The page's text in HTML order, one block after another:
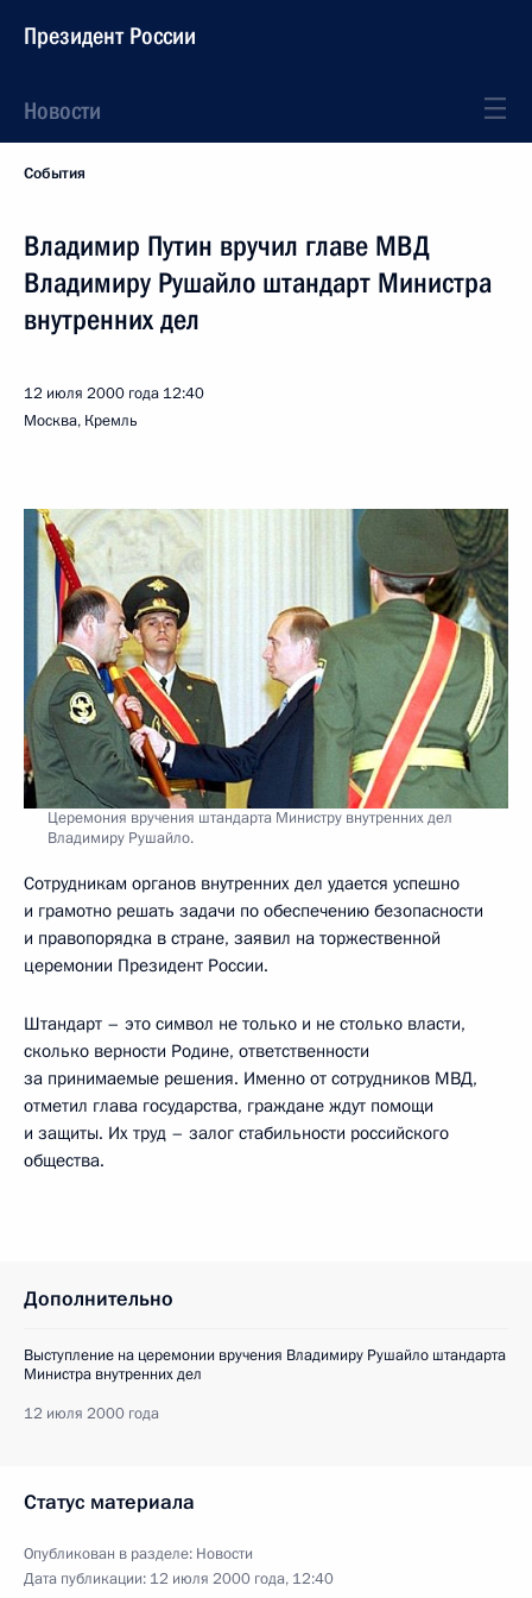
Президент России
Новости
События
Владимир Путин вручил главе МВД
Владимиру Рушайло штандарт Министра
внутренних дел
12 июля 2000 года 12:40
Москва, Кремль
Церемония вручения штандарта Министру внутренних дел
Владимиру Рушайло.
Сотрудникам органов внутренних дел удается успешно
и грамотно решать задачи по обеспечению безопасности
и правопорядка в стране, заявил на торжественной
церемонии Президент России.
Штандарт – это символ не только и не столько власти,
сколько верности Родине, ответственности
за принимаемые решения. Именно от сотрудников МВД,
отметил глава государства, граждане ждут помощи
и защиты. Их труд – залог стабильности российского
общества.
Дополнительно
Выступление на церемонии вручения Владимиру Рушайло штандарта
Министра внутренних дел
12 июля 2000 года
Статус материала
Опубликован в разделе: Новости
Дата публикации: 12 июля 2000 года, 12:40